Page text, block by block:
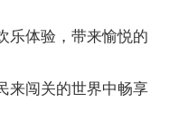
乐体验，带来愉悦的
来闯关的世界中畅享